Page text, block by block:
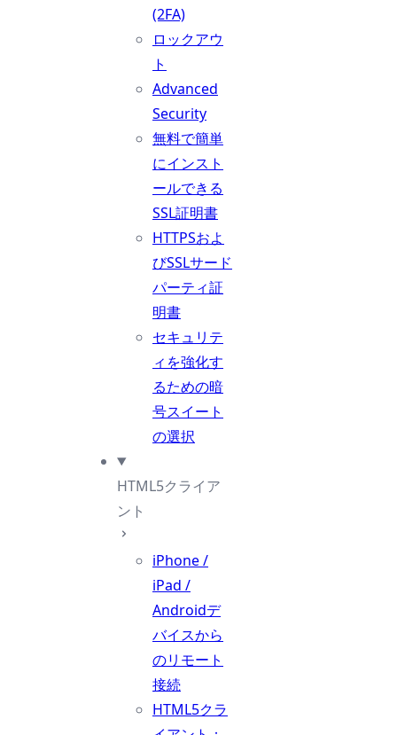
(2FA)
ロックアウ
ト
Advanced
Security
無料で簡単
にインスト
ールできる
SSL証明書
HTTPSおよ
びSSLサード
パーティ証
明書
セキュリテ
ィを強化す
るための暗
号スイート
の選択
HTML5クライア
ント
iPhone /
iPad /
Androidデ
バイスから
のリモート
接続
HTML5クラ